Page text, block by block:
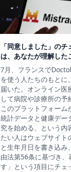
「同意しました」の
は、あなたが理解した
7月、フランスで
を使う人たちのもとに
届いた。オンライン医
して病院や診療所の予
このプラットフォーム
統計データと健康デー
究を始める、という内
たい人はウェブサイト
と生年月日を書き込み
由法第56条に基づき、
す」という項目にチェ